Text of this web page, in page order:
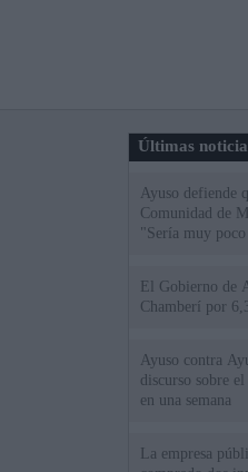
Últimas
Ayuso defiende
Comunidad de
"Sería muy
El Gobierno de
Chamberí por
Ayuso contra
discurso sobre
en una semana
La empresa